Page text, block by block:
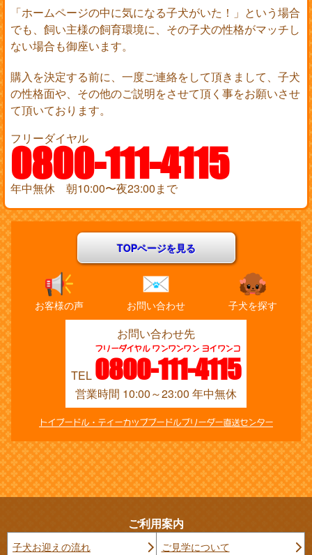
「ホームページの中に気になる子犬がいた！」という場合
でも、飼い主様の飼育環境に、その子犬の性格がマッチし
ない場合も御座います。
購入を決定する前に、一度ご連絡をして頂きまして、子犬
の性格面や、その他のご説明をさせて頂く事をお願いさせ
て頂いております。
フリーダイヤル
0800-111-4115
年中無休 朝10:00〜夜23:00まで
TOPページを見る
お客様の声 お問い合わせ 子犬を探す
お問い合わせ先
TEL 0800-111-4115
フリーダイヤル ワンワンワン ヨイワンコ
営業時間 10:00～23:00 年中無休
トイプードル・ティーカッププードルブリーダー直送センター
ご利用案内
子犬お迎えの流れ ご見学について